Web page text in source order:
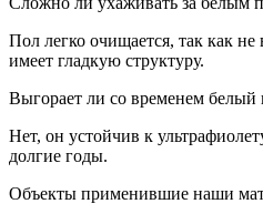
Пол легко очищается, так как не
имеет гладкую структуру.
Выгорает ли со временем белый
Нет, он устойчив к
долгие годы.
Объекты применившие наши